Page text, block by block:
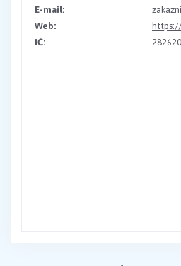
E-mail:
Web:
IČ: